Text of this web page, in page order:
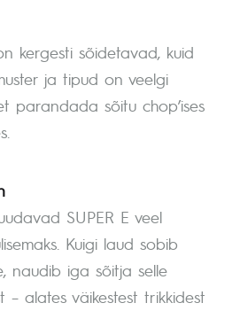
kergesti sõidetavad, kuid
ja tipud on veelgi
parandada sõitu chop’ises
SUPER E veel
Kuigi laud sobib
naudib iga sõitja selle
– alates väikestest trikkidest